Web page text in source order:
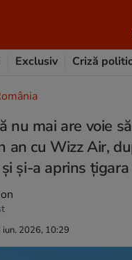
Exclusiv Criză
nu mai are voie
an cu Wizz Air,
și-a aprins
2026, 10:29